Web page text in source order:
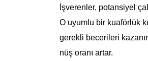
İşverenler, potansiyel
O uyumlu bir kuaförlük
gerekli becerileri
nüş oranı artar.